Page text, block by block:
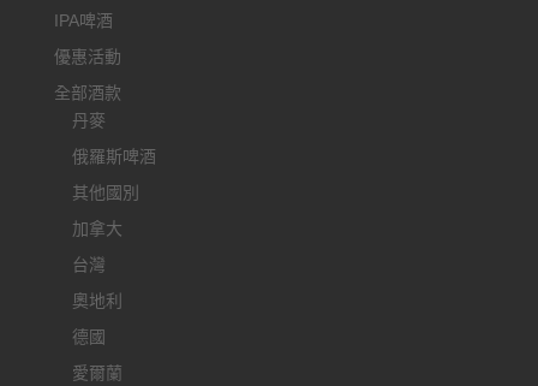
IPA啤酒
優惠活動
全部酒款
丹麥
俄羅斯啤酒
其他國別
加拿大
台灣
奧地利
德國
愛爾蘭